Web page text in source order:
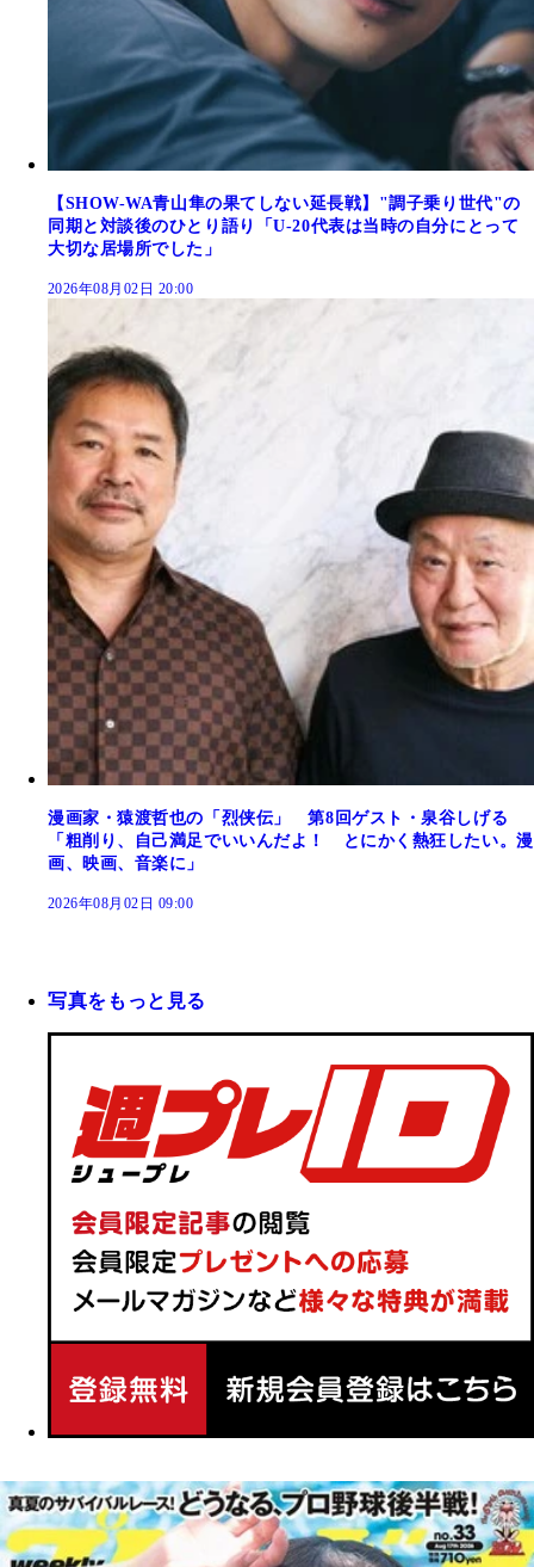
【SHOW-WA青山隼の果てしない延長戦】"調子乗り世代"の
同期と対談後のひとり語り「U-20代表は当時の自分にとって
大切な居場所でした」
2026年08月02日 20:00
漫画家・猿渡哲也の「烈侠伝」 第8回ゲスト・泉谷しげる
「粗削り、自己満足でいいんだよ！ とにかく熱狂したい。漫
画、映画、音楽に」
2026年08月02日 09:00
写真をもっと見る